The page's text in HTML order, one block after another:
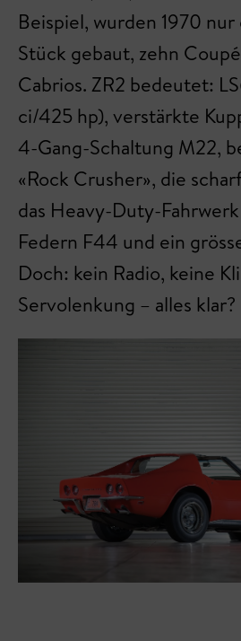
Beispiel, wurden 1970
Stück gebaut, zehn
Cabrios. ZR2 bedeutet:
ci/425 hp), verstärkte
4-Gang-Schaltung M22,
«Rock Crusher», die
das Heavy-Duty-
Federn F44 und ein
Doch: kein Radio, keine
Servolenkung – alles klar?